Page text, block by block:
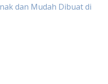
dan Mudah Dibuat di